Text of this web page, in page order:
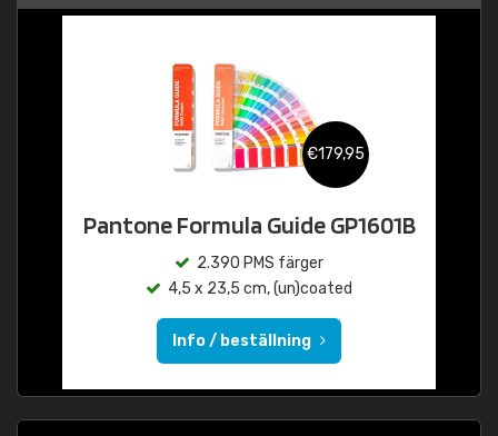
€179,95
Pantone Formula Guide GP1601B
2.390 PMS färger
4,5 x 23,5 cm, (un)coated
Info / beställning